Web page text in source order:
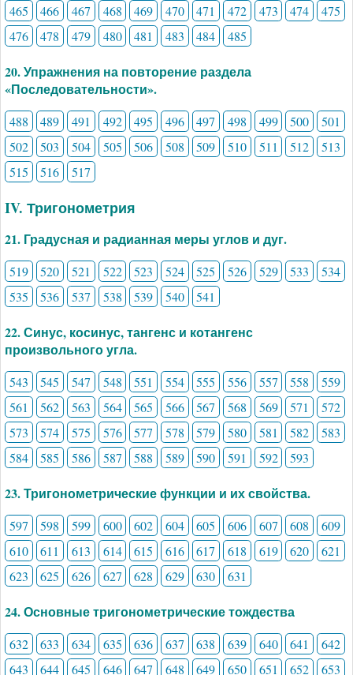
465 466 467 468 469 470 471 472 473 474
475
476
478 479 480 481 483 484 485
20. Упражнения на повторение раздела
«Последовательности».
488 489 491 492 495 496 497 498 499 500
501
502
503 504 505 506 508 509 510 511 512
513
515
516 517
IV. Тригонометрия
21. Градусная и радианная меры углов и дуг.
519 520 521 522 523 524 525 526 529 533
534
535
536 537 538 539 540 541
22. Синус, косинус, тангенс и котангенс
произвольного угла.
543 545 547 548 551 554 555 556 557 558
559
561
562 563 564 565 566 567 568 569 571
572
573
574 575 576 577 578 579 580 581 582
583
584
585 586 587 588 589 590 591 592 593
23. Тригонометрические функции и их свойства.
597 598 599 600 602 604 605 606 607 608
609
610
611 613 614 615 616 617 618 619 620
621
623
625 626 627 628 629 630 631
24. Основные тригонометрические тождества
632 633 634 635 636 637 638 639 640 641
642
643
644 645 646 647 648 649 650 651 652
653